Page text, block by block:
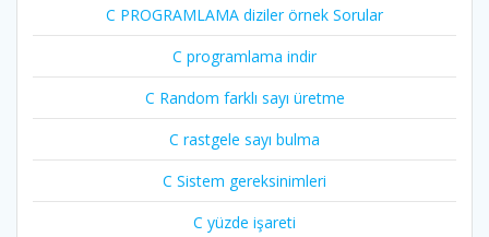
C PROGRAMLAMA diziler örnek Sorular
C programlama indir
C Random farklı sayı üretme
C rastgele sayı bulma
C Sistem gereksinimleri
C yüzde işareti